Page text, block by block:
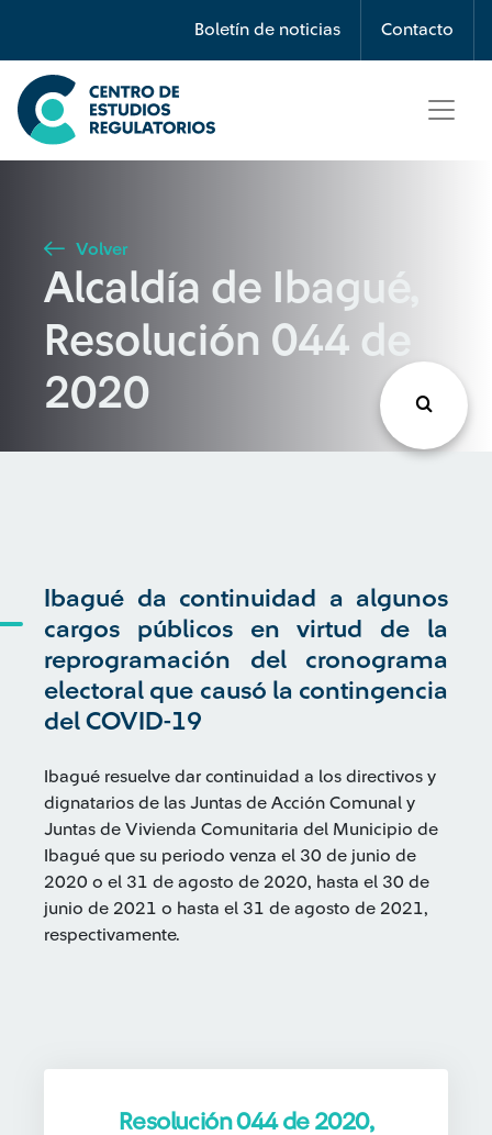
Boletín de noticias Contacto
Búsqueda
Seleccione país
Buscar
Volver
Alcaldía de Ibagué,
Resolución 044 de
2020
Ibagué da continuidad a algunos
cargos públicos en virtud de la
reprogramación del cronograma
electoral que causó la contingencia
del COVID-19
Ibagué resuelve dar continuidad a los directivos y
dignatarios de las Juntas de Acción Comunal y
Juntas de Vivienda Comunitaria del Municipio de
Ibagué que su periodo venza el 30 de junio de
2020 o el 31 de agosto de 2020, hasta el 30 de
junio de 2021 o hasta el 31 de agosto de 2021,
respectivamente.
Resolución 044 de 2020,